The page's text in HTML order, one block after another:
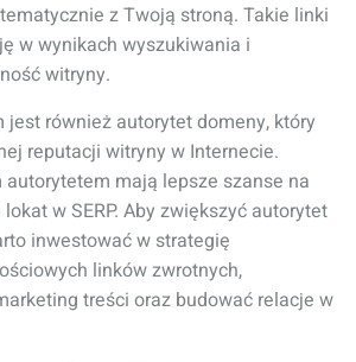
z Twoją stroną. Takie linki
w wynikach wyszukiwania i
witryny.
jest również autorytet domeny, który
reputacji witryny w Internecie.
mają lepsze szanse na
w SERP. Aby zwiększyć autorytet
inwestować w strategię
linków zwrotnych,
treści oraz budować relacje w